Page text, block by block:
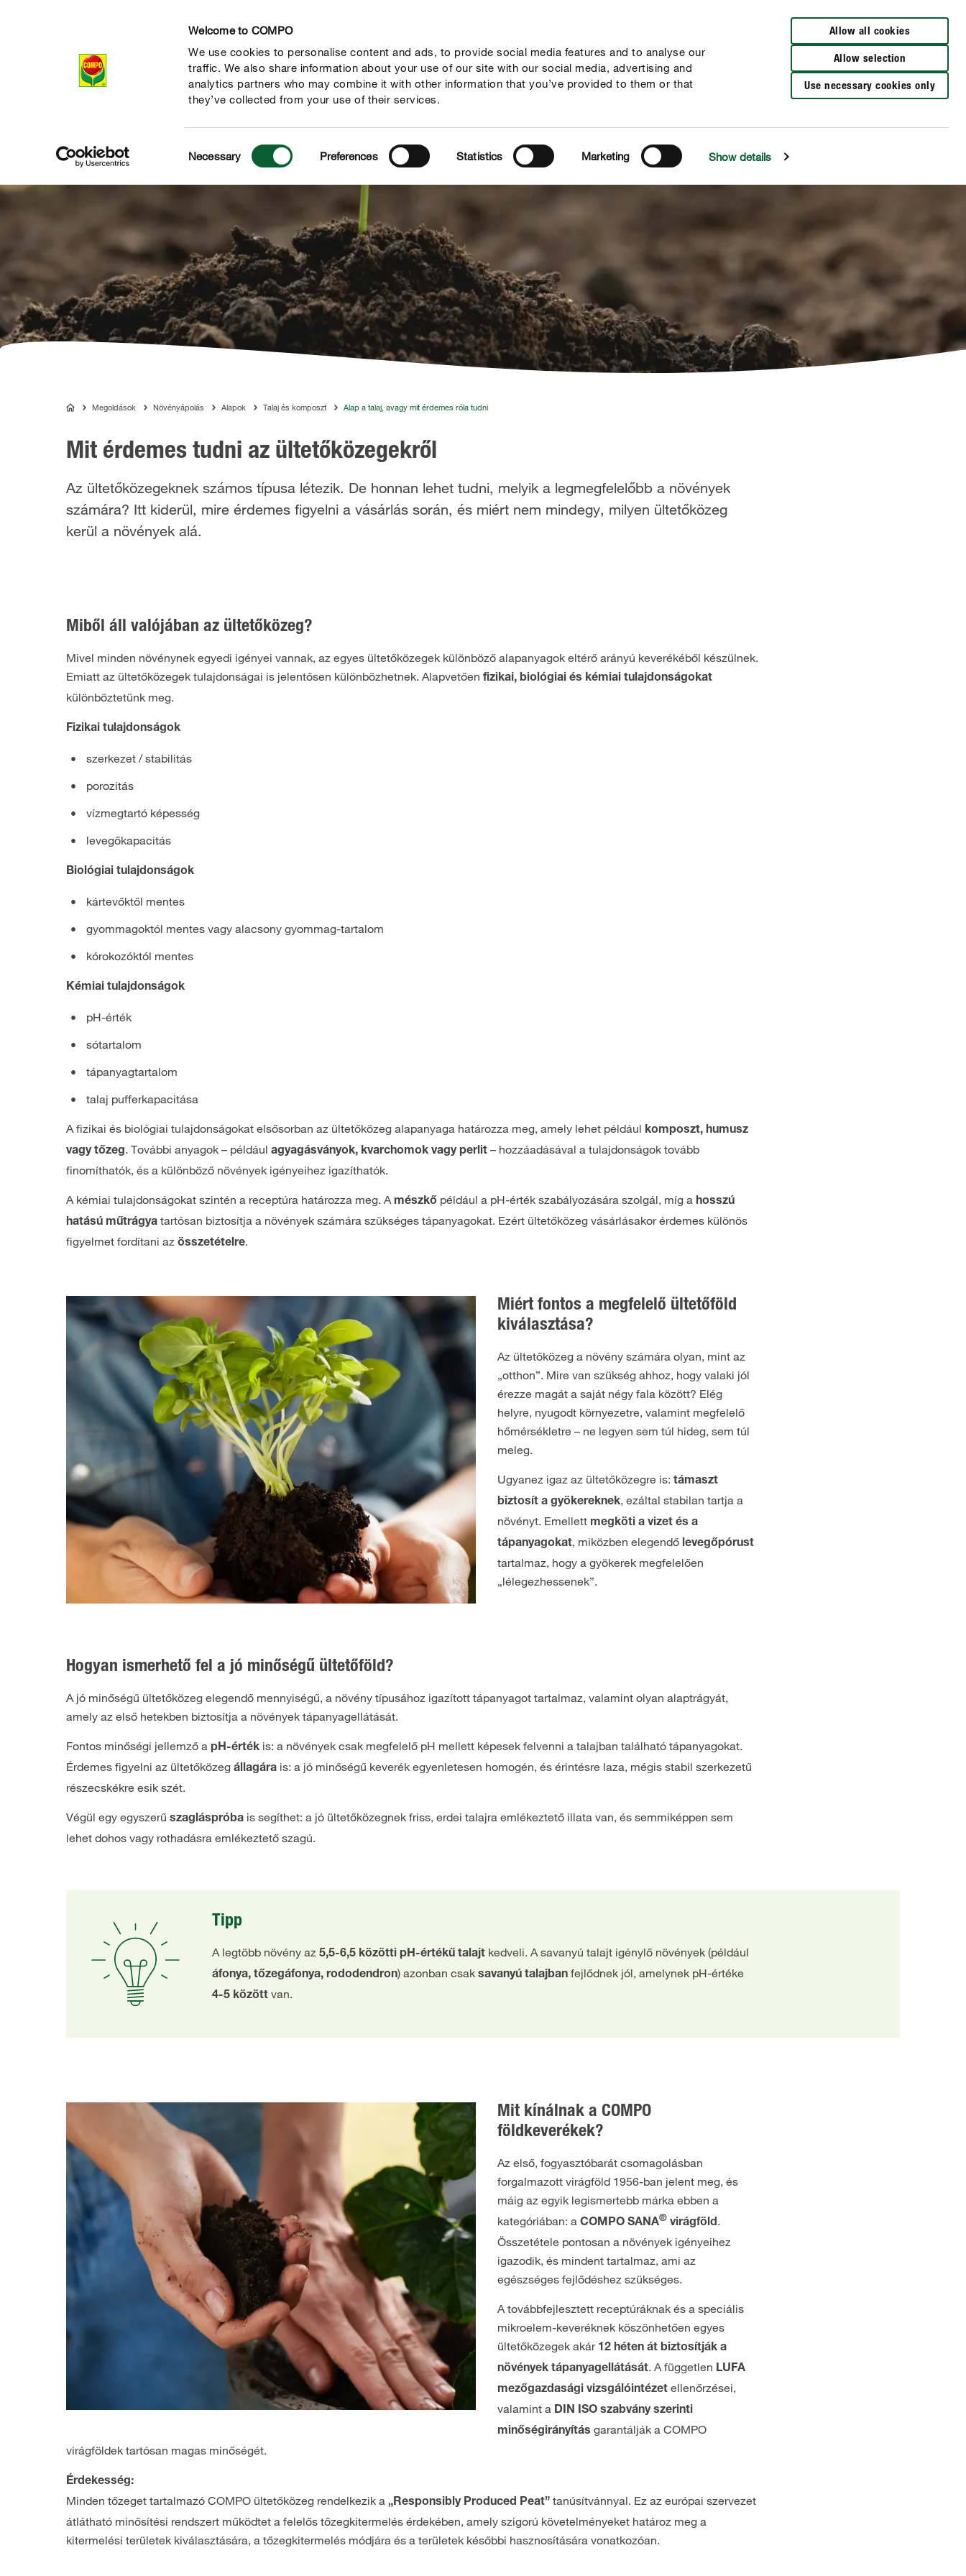
Welcome to COMPO
We use cookies to personalise content and ads, to provide social media features and to analyse our
traffic. We also share information about your use of our site with our social media, advertising and
analytics partners who may combine it with other information that you’ve provided to them or that
they’ve collected from your use of their services.
Selection
Necessary Preferences Statistics Marketing Show details
Allow all cookies
Allow selection
Use necessary cookies only
Termékek Megoldások Fókuszban Rólunk
COMPOMegoldások Növényápolás Alapok Talaj és komposzt Alap a talaj, avagy mit érdemes róla tudni
Mit érdemes tudni az ültetőközegekről
Az ültetőközegeknek számos típusa létezik. De honnan lehet tudni, melyik a legmegfelelőbb a növények
számára? Itt kiderül, mire érdemes figyelni a vásárlás során, és miért nem mindegy, milyen ültetőközeg
kerül a növények alá.
Miből áll valójában az ültetőközeg?
Mivel minden növénynek egyedi igényei vannak, az egyes ültetőközegek különböző alapanyagok eltérő arányú keverékéből készülnek.
Emiatt az ültetőközegek tulajdonságai is jelentősen különbözhetnek. Alapvetően fizikai, biológiai és kémiai tulajdonságokat
különböztetünk meg.
Fizikai tulajdonságok
szerkezet / stabilitás
porozitás
vízmegtartó képesség
levegőkapacitás
Biológiai tulajdonságok
kártevőktől mentes
gyommagoktól mentes vagy alacsony gyommag-tartalom
kórokozóktól mentes
Kémiai tulajdonságok
pH-érték
sótartalom
tápanyagtartalom
talaj pufferkapacitása
A fizikai és biológiai tulajdonságokat elsősorban az ültetőközeg alapanyaga határozza meg, amely lehet például komposzt, humusz
vagy tőzeg. További anyagok – például agyagásványok, kvarchomok vagy perlit – hozzáadásával a tulajdonságok tovább
finomíthatók, és a különböző növények igényeihez igazíthatók.
A kémiai tulajdonságokat szintén a receptúra határozza meg. A mészkő például a pH-érték szabályozására szolgál, míg a hosszú
hatású műtrágya tartósan biztosítja a növények számára szükséges tápanyagokat. Ezért ültetőközeg vásárlásakor érdemes különös
figyelmet fordítani az összetételre.
Miért fontos a megfelelő ültetőföld
kiválasztása?
Az ültetőközeg a növény számára olyan, mint az
„otthon”. Mire van szükség ahhoz, hogy valaki jól
érezze magát a saját négy fala között? Elég
helyre, nyugodt környezetre, valamint megfelelő
hőmérsékletre – ne legyen sem túl hideg, sem túl
meleg.
Ugyanez igaz az ültetőközegre is: támaszt
biztosít a gyökereknek, ezáltal stabilan tartja a
növényt. Emellett megköti a vizet és a
tápanyagokat, miközben elegendő levegőpórust
tartalmaz, hogy a gyökerek megfelelően
„lélegezhessenek”.
Hogyan ismerhető fel a jó minőségű ültetőföld?
A jó minőségű ültetőközeg elegendő mennyiségű, a növény típusához igazított tápanyagot tartalmaz, valamint olyan alaptrágyát,
amely az első hetekben biztosítja a növények tápanyagellátását.
Fontos minőségi jellemző a pH-érték is: a növények csak megfelelő pH mellett képesek felvenni a talajban található tápanyagokat.
Érdemes figyelni az ültetőközeg állagára is: a jó minőségű keverék egyenletesen homogén, és érintésre laza, mégis stabil szerkezetű
részecskékre esik szét.
Végül egy egyszerű szagláspróba is segíthet: a jó ültetőközegnek friss, erdei talajra emlékeztető illata van, és semmiképpen sem
lehet dohos vagy rothadásra emlékeztető szagú.
Tipp
A legtöbb növény az5,5-6,5 közötti pH-értékű talajt kedveli. A savanyú talajt igénylő növények (például
áfonya, tőzegáfonya, rododendron) azonban csaksavanyú talajban fejlődnek jól, amelynek pH-értéke
4-5 között van.
Mit kínálnak a COMPO
földkeverékek?
Az első, fogyasztóbarát csomagolásban
forgalmazott virágföld 1956-ban jelent meg, és
máig az egyik legismertebb márka ebben a
kategóriában: a COMPO SANA® virágföld.
Összetétele pontosan a növények igényeihez
igazodik, és mindent tartalmaz, ami az
egészséges fejlődéshez szükséges.
A továbbfejlesztett receptúráknak és a speciális
mikroelem-keveréknek köszönhetően egyes
ültetőközegek akár 12 héten át biztosítják a
növények tápanyagellátását. A független LUFA
mezőgazdasági vizsgálóintézet ellenőrzései,
valamint a DIN ISO szabvány szerinti
minőségirányítás garantálják a COMPO
virágföldek tartósan magas minőségét.
Érdekesség:
Minden tőzeget tartalmazó COMPO ültetőközeg rendelkezik a „Responsibly Produced Peat” tanúsítvánnyal. Ez az európai szervezet
átlátható minősítési rendszert működtet a felelős tőzegkitermelés érdekében, amely szigorú követelményeket határoz meg a
kitermelési területek kiválasztására, a tőzegkitermelés módjára és a területek későbbi hasznosítására vonatkozóan.